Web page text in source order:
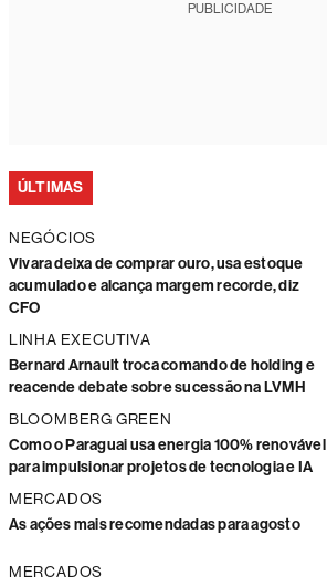
PUBLICIDADE
ÚLTIMAS
NEGÓCIOS
Vivara deixa de comprar ouro, usa estoque
acumulado e alcança margem recorde, diz
CFO
LINHA EXECUTIVA
Bernard Arnault troca comando de holding e
reacende debate sobre sucessão na LVMH
BLOOMBERG GREEN
Como o Paraguai usa energia 100% renovável
para impulsionar projetos de tecnologia e IA
MERCADOS
As ações mais recomendadas para agosto
MERCADOS